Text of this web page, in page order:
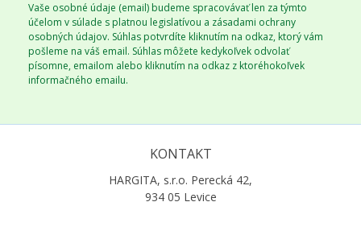
Vaše osobné údaje (email) budeme spracovávať len za týmto
účelom v súlade s platnou legislatívou a zásadami ochrany
osobných údajov. Súhlas potvrdíte kliknutím na odkaz, ktorý vám
pošleme na váš email. Súhlas môžete kedykoľvek odvolať
písomne, emailom alebo kliknutím na odkaz z ktoréhokoľvek
informačného emailu.
KONTAKT
HARGITA, s.r.o. Perecká 42,
934 05 Levice